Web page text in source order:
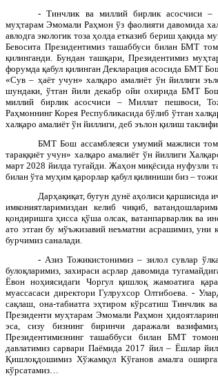
- Тинчлик ва миллий бирлик асосчиси –
муҳтарам Эмомали Раҳмон ўз фаолияти давомида
авлодга экологик тоза ҳолда етказиб бериш ҳақида
Бевосита Президентимиз ташаббуси билан БМТ
қилинганди. Бундан ташқари, Президентимиз
форумда қабул қилинган Декларация асосида БМТ
«Сув – ҳаёт учун» халқаро амалиёт ўн йиллиги
шундаки, ўтган йили декабр ойи охирида БМТ
миллий бирлик асосчиси – Миллат пешвоси,
Раҳмоннинг Корея Республикасида бўлиб ўтган
халқаро амалиёт ўн йиллиги, деб эълон қилиш
БМТ Бош ассамблеяси умумий мажлиси
тараққиёт учун» халқаро амалиёт ўн йиллиги
март 2028 йилда тугайди. Жаҳон миқёсида нуфузли
билан ўта муҳим қарорлар қабул қилиниши биз –
Дарҳақиқат, бугун дунё аҳолиси қаршисида
имкониятларимиздан келиб чиқиб,
қондиришга ҳисса қўша олсак, ватанпарварлик ва
ато этган бу мўъжизавий неъматни асрашимиз, уни
бурчимиз саналади.
- Азиз Тожикистонимиз – зилол сувлар
булоқларимиз, захираси асрлар давомида
Ёвон ноҳиясидаги Чоргул қишлоқ жамоатига
муассасаси директори Гулрухсор Олтибоева. -
сақлаш, она-табиатга эҳтиром кўрсатиш Тинчлик
Президенти муҳтарам Эмомали Раҳмон
эса, сизу бизнинг биринчи даражали
Президентимизнинг ташаббуси билан БМТ
давлатимиз сарвари Паёмида 2017 йил – Ёшлар
Қишлоқдошимиз Хўжамқул Кўганов амалга
кўрсатамиз…